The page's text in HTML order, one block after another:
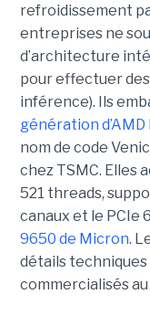
refroidissement
entreprises ne
d’architecture
pour effectuer
inférence). Ils
génération d’AMD
nom de code
chez TSMC. Elles
521 threads,
canaux et le PCIe
9650 de Micron.
détails
commercialisés au